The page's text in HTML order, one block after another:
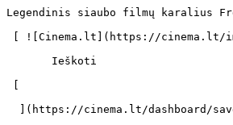
Legendinis siaubo filmų karalius Fredis Kriugeris grįžta į ekranus - cinema.lt                            Ieškoti     

 [ ![Cinema.lt](https://cinema.lt/images/logo.svg) ![Cinema.lt](https://cinema.lt/images/favicon.svg) ](https://cinema.lt "Cinema.lt")

       Ieškoti     

 [  

  ](https://cinema.lt/dashboard/saved-movies) [  

  ](https://cinema.lt/dashboard/saved-movies)

 [  

   Prisijungti  ](https://cinema.lt/login) [  

  ](https://cinema.lt/login) 

- [  

      ](/ "Pagrindinis")
- [ Repertuaras ](https://cinema.lt/repertuaras "Repertuaras")
- [ Kino teatrai ](https://cinema.lt/kino-teatrai "Kino teatrai")
- [ Apžvalgos ](/apzvalgos "Apžvalgos")
- [ Filmai ](https://cinema.lt/filmai "Filmai")

   Meniu   

 1. [ 

      cinema.lt  ](/)
2. [  Naujienos  ](https://cinema.lt/naujienos)
3. Legendinis siaubo filmų karalius Fredis Kriugeris grįžta į ekranus

 Legendinis siaubo filmų karalius Fredis Kriugeris grįžta į ekranus
===================================================================

„Viens, du, Fredis ateina pas tave. Trys, keturi, geriau užsirakink duris. Penki, šeši, griebk rožančių. Septyni, aštuoni, neišbūsi ilgai. Devyni, dešimt, niekad daugiau nemiegosi...“

Prieš 26 metus sukurtas režisieriaus Weso Craveno siaubo trileris „Košmaras Guobų gatvėje“ tapo žanro klasika. Filmo herojus Fredis Kriugeris iki šių dienų laikomas šiurpiausiu psichopatu visoje kino istorijoje. Šį vieną geriausių siaubo filmų labai palankiai vertina ir kino kritikai. Režisierius W. Cravenas savo garsiausiame kūrinyje puikiai suderino siaubą ir humorą, kraują stingdančius spec. efektus ir subtilius socialinius momentus, žiauraus žudiko humoro jausmą ir gotikinės literatūros elementus.

Pagrindinio personažo Fredžio Kriugerio prototipą W. Cravenas prisimena nuo vaikystės: būdamas dešimties, pro langą jis gatvėje matė girtą vyrą, apsirengusį taip pat, kaip vėliau sukurtas maniako personažas. Vaizdas jį labai išgąsdino, ilgai tūnojo galvoje, kol pagaliau po daugelio metų virto kultiniu siaubo filmų herojumi. Beje, W. Cravenas pasakoja, kad sukurti Kriugerio personažą jį įkvėpė 1978 m. laikraštyje „Los Angeles Times“ perskaityti informaciniai pranešimai: žmonės mįslingomis aplinkybėmis mirdavo tiesiog bemiegant... O Fredžio Kriugerio vardą „Košmaro Guobų gatvėje“ autorius pusiau juokais, pusiau iš keršto pasiskolino iš vyresnio berniuko, kuris vaikystėje jį skriaudė. Originalaus pavadinimo „Košmaras Guobų gatvėje“ netiesioginė „kaltininkė“ – Elmo gatvė Dalase, Teksaso valstijoje, kur 1963 m. buvo nušautas Johnas F. Kennedis.

Ir viena geroji žinia iš blogojo siaubo filmų pasaulio: legendinis 1984-ųjų W. Craveno “siaubukas“ nuo gegužės 7 d. atgims naujomis spalvomis. Režisierius Samuelis Bayeris pristatys šio klasikinio filmo perdirbinį „Košmaras Guobų gatvėje“. Pagrindinį vaidmenį jame atlieka Jackie‘is Earle‘as Haley‘is.

 Dalintis

 [ ![Facebook](https://cinema.lt/images/socials/facebook_icon.svg)